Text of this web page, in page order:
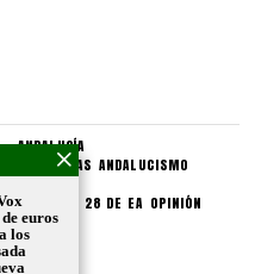
ANDALUCÍA
PROVINCIAS ANDALUCISMO
LAS 28 DE EA OPINIÓN
euros
los